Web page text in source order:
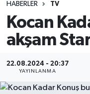
HABERLER TV
Kocan
akşam
22.08.2024 - 20:37
YAYINLANMA
İstanbul
İstanbul Trafik
Süper Lig Puan